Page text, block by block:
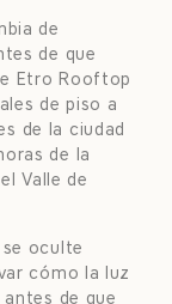
de
de que
Etro Rooftop
de piso a
de la ciudad
de la
Valle de
oculte
cómo la luz
de que